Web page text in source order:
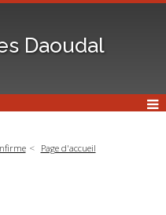
Daoudal
Page d'accueil